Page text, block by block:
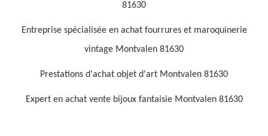
81630
Entreprise spécialisée en achat fourrures et maroquinerie
vintage Montvalen 81630
Prestations d'achat objet d'art Montvalen 81630
Expert en achat vente bijoux fantaisie Montvalen 81630